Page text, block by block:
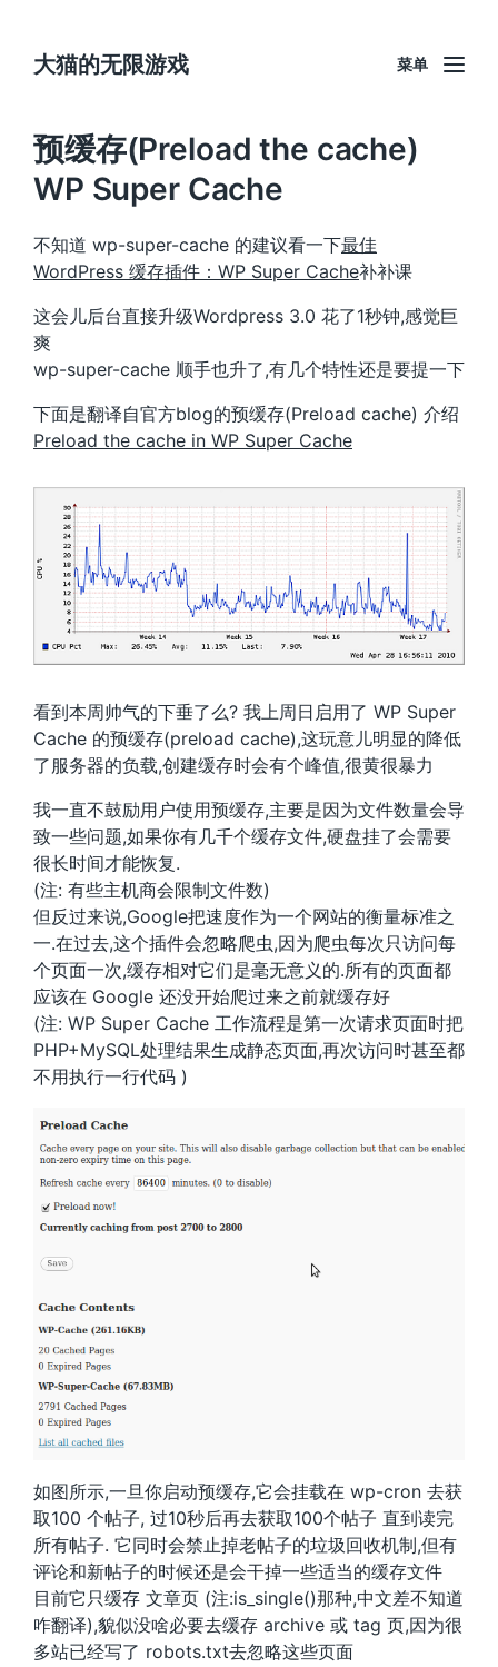
大猫的无限游戏 菜单
预缓存(Preload the cache)
WP Super Cache
不知道 wp-super-cache 的建议看一下最佳
WordPress 缓存插件：WP Super Cache补补课
这会儿后台直接升级Wordpress 3.0 花了1秒钟,感觉巨
爽
wp-super-cache 顺手也升了,有几个特性还是要提一下
下面是翻译自官方blog的预缓存(Preload cache) 介绍
Preload the cache in WP Super Cache
看到本周帅气的下垂了么? 我上周日启用了 WP Super
Cache 的预缓存(preload cache),这玩意儿明显的降低
了服务器的负载,创建缓存时会有个峰值,很黄很暴力
我一直不鼓励用户使用预缓存,主要是因为文件数量会导
致一些问题,如果你有几千个缓存文件,硬盘挂了会需要
很长时间才能恢复.
(注: 有些主机商会限制文件数)
但反过来说,Google把速度作为一个网站的衡量标准之
一.在过去,这个插件会忽略爬虫,因为爬虫每次只访问每
个页面一次,缓存相对它们是毫无意义的.所有的页面都
应该在 Google 还没开始爬过来之前就缓存好
(注: WP Super Cache 工作流程是第一次请求页面时把
PHP+MySQL处理结果生成静态页面,再次访问时甚至都
不用执行一行代码 )
如图所示,一旦你启动预缓存,它会挂载在 wp-cron 去获
取100 个帖子, 过10秒后再去获取100个帖子 直到读完
所有帖子. 它同时会禁止掉老帖子的垃圾回收机制,但有
评论和新帖子的时候还是会干掉一些适当的缓存文件
目前它只缓存 文章页 (注:is_single()那种,中文差不知道
咋翻译),貌似没啥必要去缓存 archive 或 tag 页,因为很
多站已经写了 robots.txt去忽略这些页面